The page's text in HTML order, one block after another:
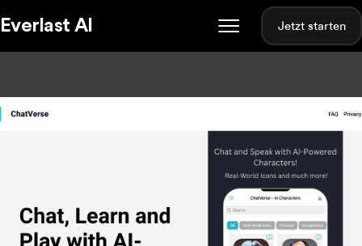
Everlast AI Jetzt starten